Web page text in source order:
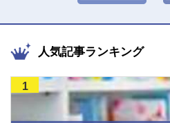
人気記事ランキング
1